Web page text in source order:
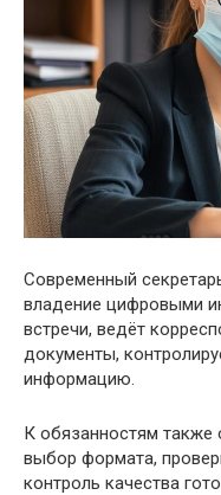
Современный
владение цифровыми
встречи, ведёт
документы,
информацию.
К обязанностям также
выбор формата,
контроль качества